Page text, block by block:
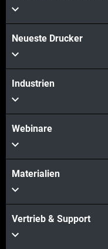
Neueste Drucker
Industrien
Webinare
Materialien
Vertrieb & Support